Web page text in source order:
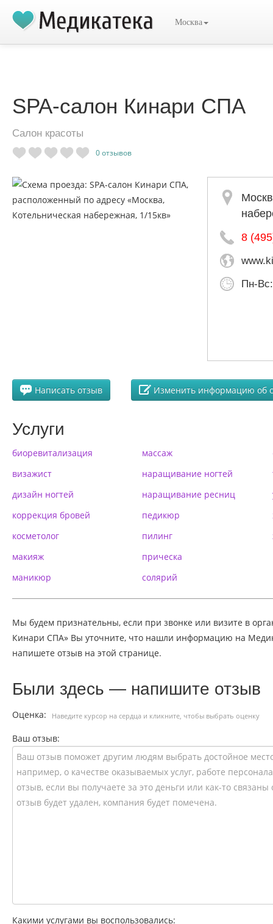
Москва
SPA-салон Кинари СПА
Салон красоты
0отзывов
8
Пн-Вс:
Написать отзыв Изменить информацию об
Услуги
биоревитализация
визажист
дизайн ногтей
коррекция бровей
косметолог
макияж
маникюр
массаж
наращивание ногтей
наращивание ресниц
педикюр
пилинг
прическа
солярий
Мы будем признательны, если при звонке или визите в
Кинари СПА» Вы уточните, что нашли информацию на
напишете отзыв на этой странице.
Были здесь — напишите отзыв
Оценка: Наведите курсор на сердца и кликните, чтобы выбрать оценку
Ваш отзыв:
Какими услугами вы воспользовались: